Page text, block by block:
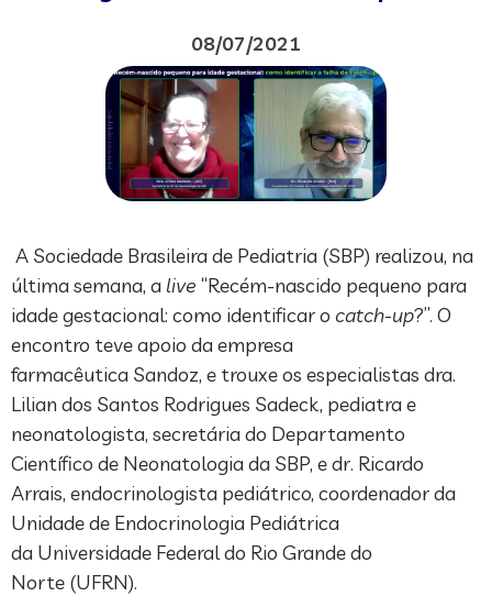
08/07/2021
A Sociedade Brasileira de Pediatria (SBP) realizou, na
última semana, a live “Recém-nascido pequeno para
idade gestacional: como identificar o catch-up?”. O
encontro teve apoio da empresa
farmacêutica Sandoz, e trouxe os especialistas dra.
Lilian dos Santos Rodrigues Sadeck, pediatra e
neonatologista, secretária do Departamento
Científico de Neonatologia da SBP, e dr. Ricardo
Arrais, endocrinologista pediátrico, coordenador da
Unidade de Endocrinologia Pediátrica
da Universidade Federal do Rio Grande do
Norte (UFRN).